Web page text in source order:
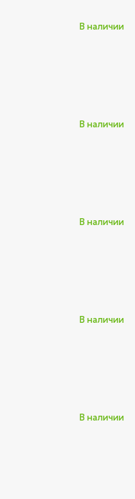
В наличии
В наличии
В наличии
В наличии
В наличии